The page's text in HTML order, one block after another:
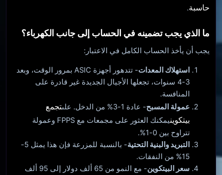
حاسبة.
ما الذي يجب تضمينه في الحساب إلى جانب الكهرباء؟
يجب أن يأخذ الحساب الكامل في الاعتبار:
استهلاك المعدات
- تتدهور أجهزة ASIC بمرور الوقت، وبعد
3-4 سنوات، تجعلها الأجيال الجديدة غير قادرة على
المنافسة.
عمولة المسبح- عادة 1-3% من الدخل. على
تجمع
بيتكوين
يمكنك العثور على مجمعات مع FPPS وعمولة
تتراوح بين 0-1%.
التبريد والبنية التحتية
- بالنسبة للمزرعة فإن هذا يمثل 5-
15% من النفقات.
سعر البيتكوين
- مع النمو من 65 ألف دولار إلى 95 ألف